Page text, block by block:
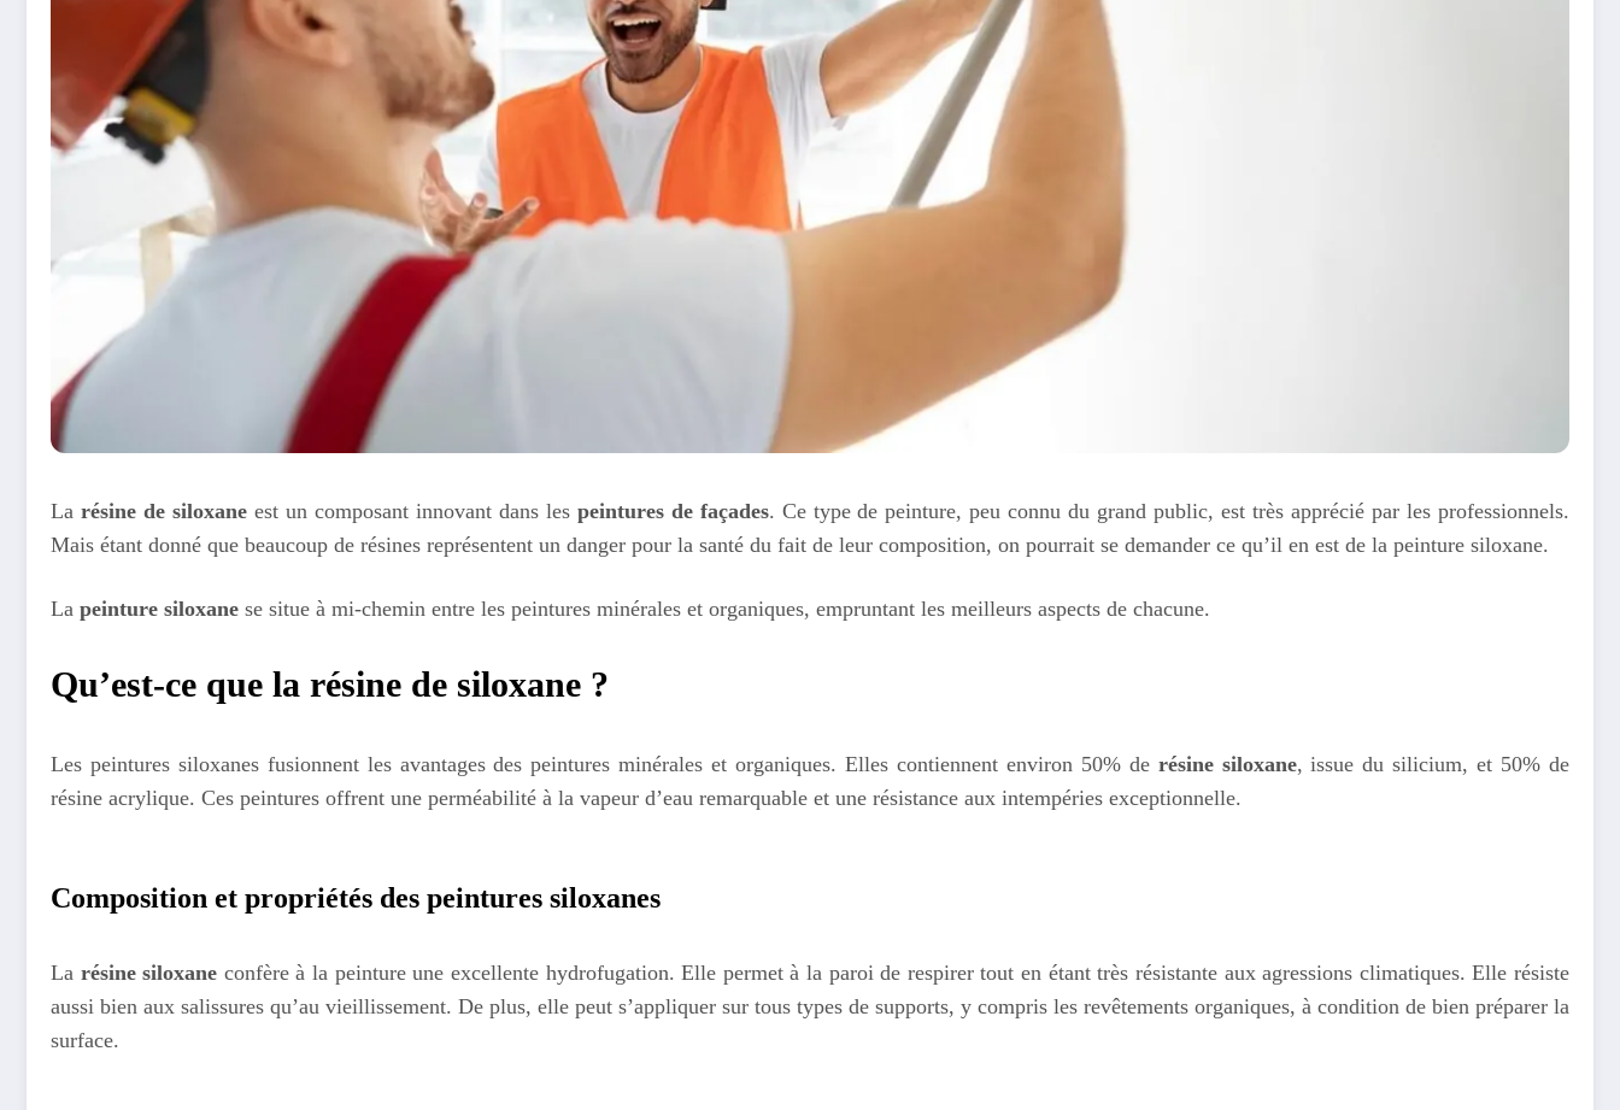
La résine de siloxaneest un composant innovant dans les peintures de façades. Ce type de peinture, peu connu du grand public, est très apprécié par les professionnels.
Mais étant donné que beaucoup de résines représentent un danger pour la santé du fait de leur composition, on pourrait se demander ce qu’il en est de la peinture siloxane.
La peinture siloxane se situe à mi-chemin entre les peintures minérales et organiques, empruntant les meilleurs aspects de chacune.
Qu’est-ce que la résine de siloxane ?
Les peintures siloxanes fusionnent les avantages des peintures minérales et organiques. Elles contiennent environ 50% de résine siloxane, issue du silicium, et 50% de
résine acrylique. Ces peintures offrent une perméabilité à la vapeur d’eau remarquable et une résistance aux intempéries exceptionnelle.
Composition et propriétés des peintures siloxanes
La résine siloxane confère à la peinture une excellente hydrofugation. Elle permet à la paroi de respirer tout en étant très résistante aux agressions climatiques. Elle résiste
aussi bien aux salissures qu’au vieillissement. De plus, elle peut s’appliquer sur tous types de supports, y compris les revêtements organiques, à condition de bien préparer la
surface.